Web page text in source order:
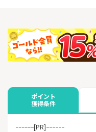
ポイント
獲得条件
ｰｰｰｰｰｰ[PR]ｰｰｰｰｰｰ